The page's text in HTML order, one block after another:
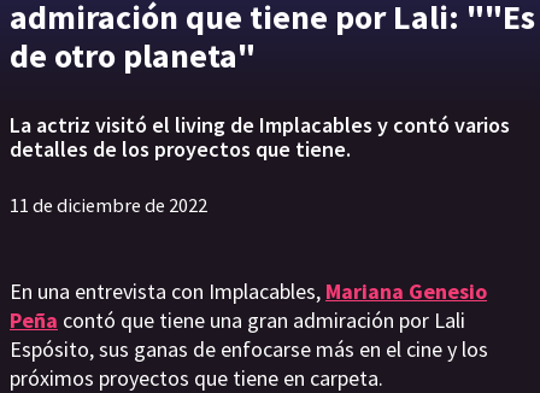
admiración que tiene por Lali: ""Es
de otro planeta"
La actriz visitó el living de Implacables y contó varios
detalles de los proyectos que tiene.
11 de diciembre de 2022
En una entrevista con Implacables, Mariana Genesio
Peña contó que tiene una gran admiración por Lali
Espósito, sus ganas de enfocarse más en el cine y los
próximos proyectos que tiene en carpeta.